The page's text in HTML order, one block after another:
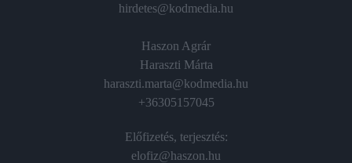
hirdetes@kodmedia.hu
Haszon Agrár
Haraszti Márta
haraszti.marta@kodmedia.hu
+36305157045
Előfizetés, terjesztés:
elofiz@haszon.hu